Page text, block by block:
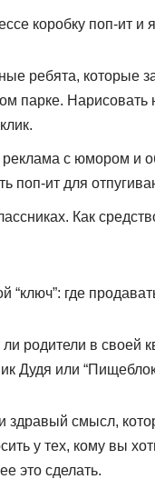
коробку поп-ит
ребята, которые
парке.
реклама с юмором и
поп-ит для
Как
“ключ”: где
родители в своей
Дудя или
здравый смысл,
у тех, кому вы
это сделать.